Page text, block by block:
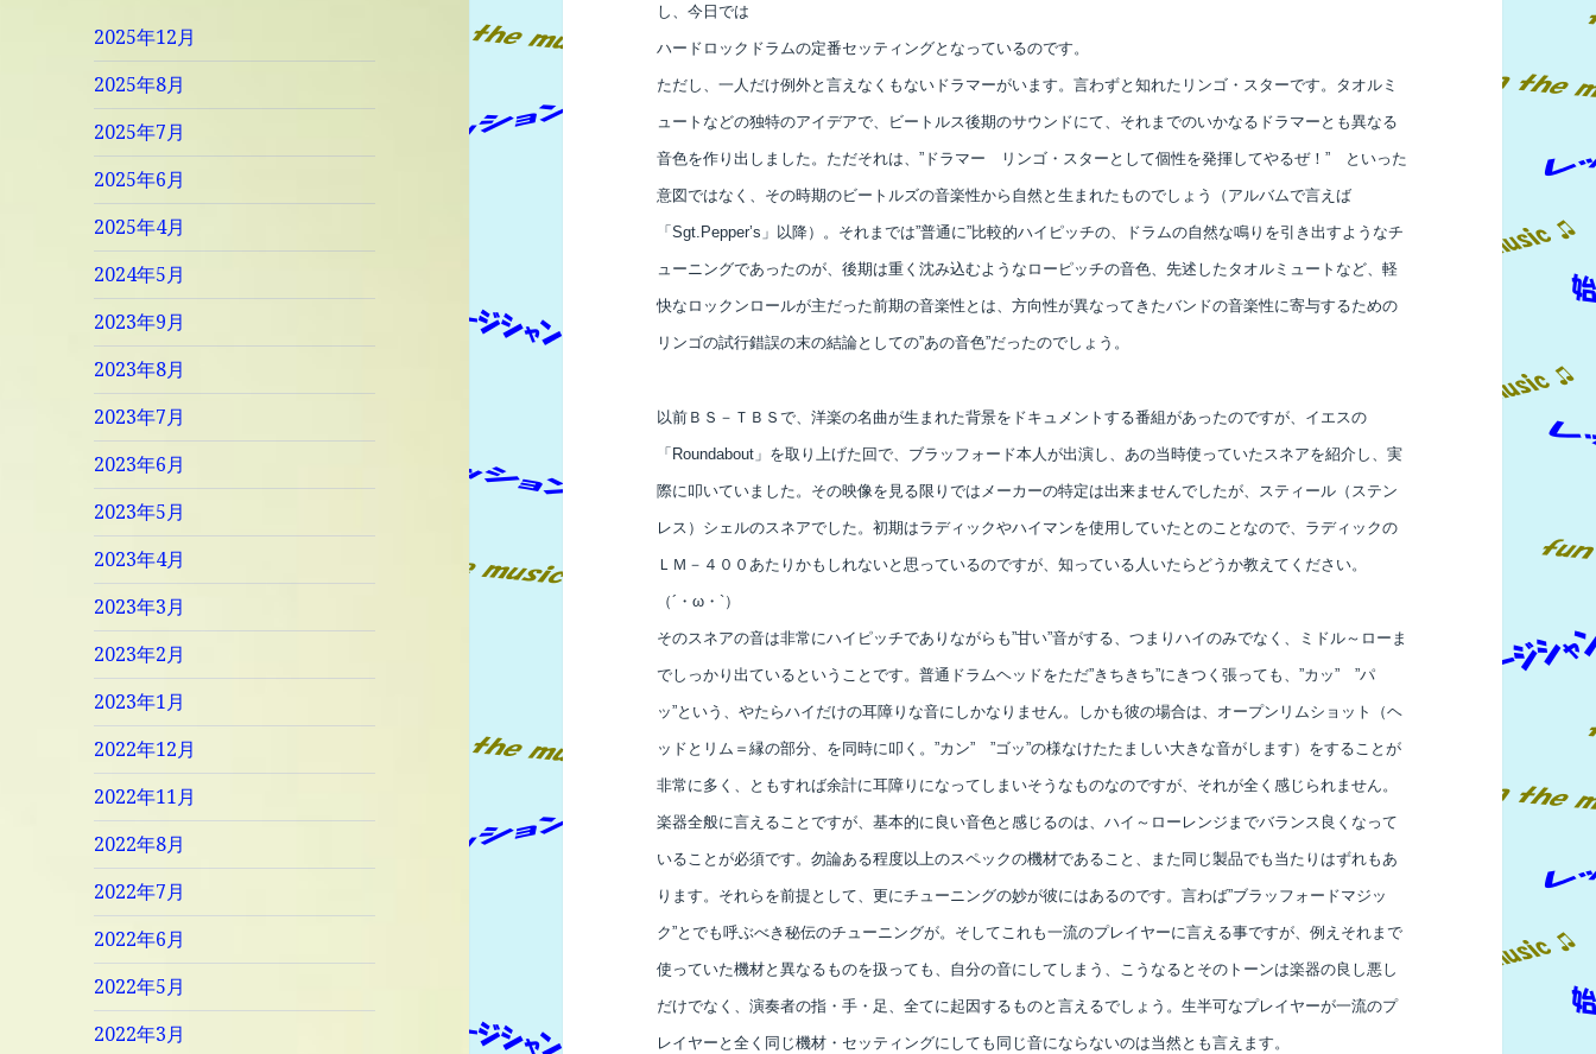
2025年12月
2025年8月
2025年7月
2025年6月
2025年4月
2024年5月
2023年9月
2023年8月
2023年7月
2023年6月
2023年5月
2023年4月
2023年3月
2023年2月
2023年1月
2022年12月
2022年11月
2022年8月
2022年7月
2022年6月
2022年5月
2022年3月
し、今日では
ハードロックドラムの定番セッティングとなっているのです。
ただし、一人だけ例外と言えなくもないドラマーがいます。言わずと知れたリンゴ・スターです。タオルミ
ュートなどの独特のアイデアで、ビートルス後期のサウンドにて、それまでのいかなるドラマーとも異なる
音色を作り出しました。ただそれは、”ドラマー リンゴ・スターとして個性を発揮してやるぜ！” といった
意図ではなく、その時期のビートルズの音楽性から自然と生まれたものでしょう（アルバムで言えば
「Sgt.Pepper’s」以降）。それまでは”普通に”比較的ハイピッチの、ドラムの自然な鳴りを引き出すようなチ
ューニングであったのが、後期は重く沈み込むようなローピッチの音色、先述したタオルミュートなど、軽
快なロックンロールが主だった前期の音楽性とは、方向性が異なってきたバンドの音楽性に寄与するための
リンゴの試行錯誤の末の結論としての”あの音色”だったのでしょう。
以前ＢＳ－ＴＢＳで、洋楽の名曲が生まれた背景をドキュメントする番組があったのですが、 イエスの
「Roundabout」を取り上げた回で、ブラッフォード本人が出演し、あの当時使っていたスネアを紹介し、実
際に叩いていました。その映像を見る限りではメーカーの特定は出来ませんでしたが、スティール（ステン
レス）シェルのスネアでした。初期はラディックやハイマンを使用していたとのことなので、ラディックの
ＬＭ－４００あたりかもしれないと思っているのですが、知っている人いたらどうか教えてください。
（´・ω・`）
そのスネアの音は非常にハイピッチでありながらも”甘い”音がする、つまりハイのみでなく、ミドル～ローま
でしっかり出ているということです。普通ドラムヘッドをただ”きちきち”にきつく張っても、”カッ” ”パ
ッ”という、やたらハイだけの耳障りな音にしかなりません。しかも彼の場合は、オープンリムショット（ヘ
ッドとリム＝縁の部分、を同時に叩く。”カン” ”ゴッ”の様なけたたましい大きな音がします）をすることが
非常に多く、ともすれば余計に耳障りになってしまいそうなものなのですが、それが全く感じられません。
楽器全般に言えることですが、基本的に良い音色と感じるのは、ハイ～ローレンジまでバランス良くなって
いることが必須です。勿論ある程度以上のスペックの機材であること、また同じ製品でも当たりはずれもあ
ります。それらを前提として、更にチューニングの妙が彼にはあるのです。言わば”ブラッフォードマジッ
ク”とでも呼ぶべき秘伝のチューニングが。そしてこれも一流のプレイヤーに言える事ですが、例えそれまで
使っていた機材と異なるものを扱っても、自分の音にしてしまう、こうなるとそのトーンは楽器の良し悪し
だけでなく、演奏者の指・手・足、全てに起因するものと言えるでしょう。生半可なプレイヤーが一流のプ
レイヤーと全く同じ機材・セッティングにしても同じ音にならないのは当然とも言えます。